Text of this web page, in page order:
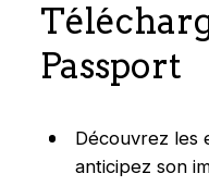
Passport
Découvrez les
anticipez son